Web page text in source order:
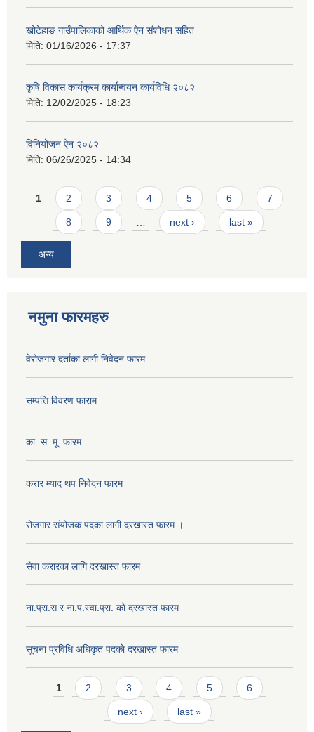
खोटेहाङ गाउँपालिकाको आर्थिक ऐन संशोधन सहित
मिति: 01/16/2026 - 17:37
कृषि विकास कार्यक्रम कार्यान्वयन कार्यविधि २०८२
मिति: 12/02/2025 - 18:23
विनियोजन ऐन २०८२
मिति: 06/26/2025 - 14:34
Pages
1 2 3 4 5 6 7
8 9 next › last »
अन्य
नमुना फारमहरु
वेरोजगार दर्ताका लागी निवेदन फारम
सम्पत्ति विवरण फाराम
का. स. मू. फारम
करार म्याद थप निवेदन फारम
रोजगार संयोजक पदका लागी दरखास्त फारम ।
सेवा करारका लागि दरखास्त फारम
ना‍.प्रा.स र ना.प.स्वा.प्रा. काे दरखास्त फारम
सूचना प्रविधि अधिकृत पदकाे दरखास्त फारम
Pages
1 2 3 4 5 6
next › last »